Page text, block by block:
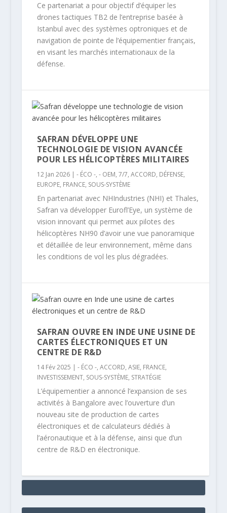
Ce partenariat a pour objectif d’équiper les
drones tactiques TB2 de l’entreprise basée à
Istanbul avec des systèmes optroniques et de
navigation de pointe de l’équipementier français,
en visant les marchés internationaux de la
défense.
SAFRAN DÉVELOPPE UNE
TECHNOLOGIE DE VISION AVANCÉE
POUR LES HÉLICOPTÈRES MILITAIRES
12 Jan 2026| - ÉCO -, - OEM, 7/7, ACCORD, DÉFENSE,
EUROPE, FRANCE, SOUS-SYSTÈME
En partenariat avec NHIndustries (NHI) et Thales,
Safran va développer Eurofl’Eye, un système de
vision innovant qui permet aux pilotes des
hélicoptères NH90 d’avoir une vue panoramique
et détaillée de leur environnement, même dans
les conditions de vol les plus dégradées.
SAFRAN OUVRE EN INDE UNE USINE DE
CARTES ÉLECTRONIQUES ET UN
CENTRE DE R&D
14 Fév 2025 | - ÉCO -, ACCORD, ASIE, FRANCE,
INVESTISSEMENT, SOUS-SYSTÈME, STRATÉGIE
L’équipementier a annoncé l’expansion de ses
activités à Bangalore avec l’ouverture d’un
nouveau site de production de cartes
électroniques et de calculateurs dédiés à
l’aéronautique et à la défense, ainsi que d’un
centre de R&D en électronique.